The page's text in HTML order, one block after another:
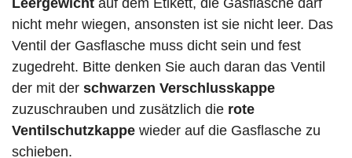
Leergewicht auf dem Etikett, die Gasflasche darf
nicht mehr wiegen, ansonsten ist sie nicht leer. Das
Ventil der Gasflasche muss dicht sein und fest
zugedreht. Bitte denken Sie auch daran das Ventil
der mit der schwarzen Verschlusskappe
zuzuschrauben und zusätzlich die rote
Ventilschutzkappe wieder auf die Gasflasche zu
schieben.